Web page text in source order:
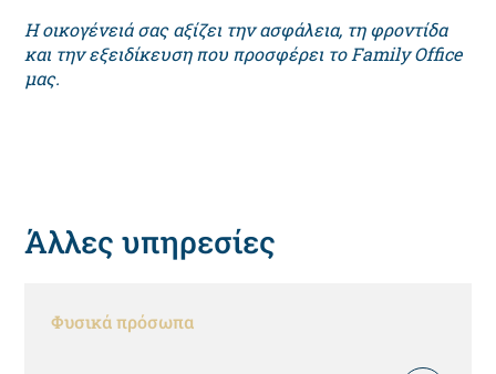
Η οικογένειά σας αξίζει την ασφάλεια, τη φροντίδα
και την εξειδίκευση που προσφέρει το Family Office
μας.
Άλλες υπηρεσίες
Φυσικά πρόσωπα